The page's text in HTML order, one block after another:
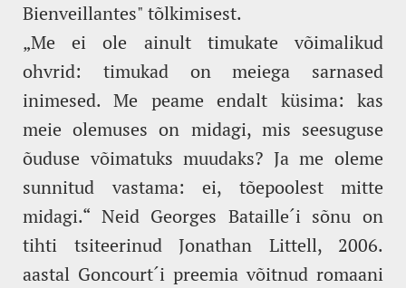
Bienveillantes" tõlkimisest.
„Me ei ole ainult timukate võimalikud
ohvrid: timukad on meiega sarnased
inimesed. Me peame endalt küsima: kas
meie olemuses on midagi, mis seesuguse
õuduse võimatuks muudaks? Ja me oleme
sunnitud vastama: ei, tõepoolest mitte
midagi.“ Neid Georges Bataille´i sõnu on
tihti tsiteerinud Jonathan Littell, 2006.
aastal Goncourt´i preemia võitnud romaani